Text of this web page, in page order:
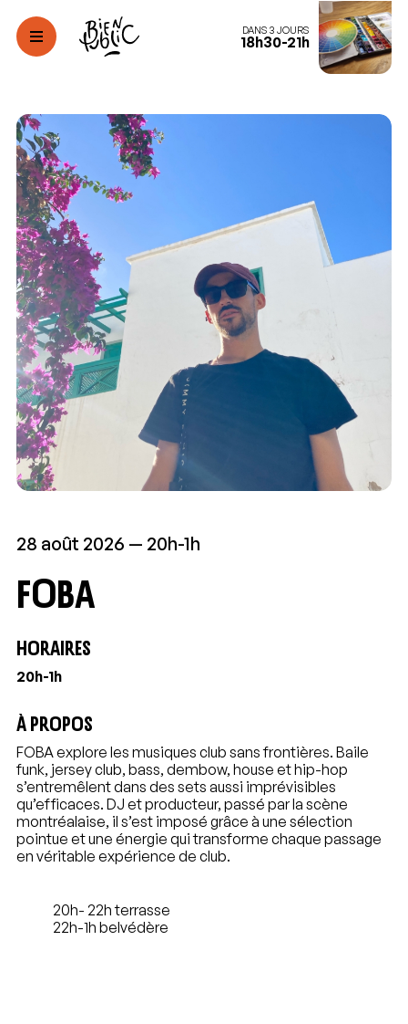
DANS 3 JOURS
18h30-21h
28 août 2026 20h-1h
FOBA
HORAIRES
20h-1h
À PROPOS
FOBA explore les musiques club sans frontières. Baile
funk, jersey club, bass, dembow, house et hip-hop
s’entremêlent dans des sets aussi imprévisibles
qu’efficaces. DJ et producteur, passé par la scène
montréalaise, il s’est imposé grâce à une sélection
pointue et une énergie qui transforme chaque passage
en véritable expérience de club.
20h- 22h terrasse
22h-1h belvédère